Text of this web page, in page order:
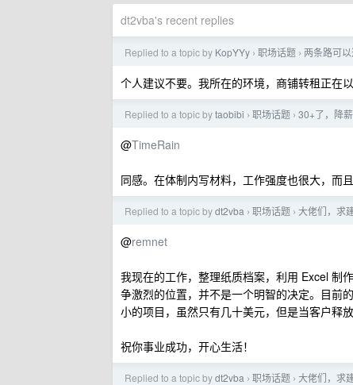
dt2vba's recent replies
Replied to a topic by KopYYy › 职场话题 › 两条路可
个人建议不要。我所在的环境，商铺转租正在
Replied to a topic bytaobibi › 职场话题 › 30+了，降
@TimeRain
同感。在体制内写材料，工作强度也很大，而
Replied to a topic bydt2vba › 职场话题 › 大佬们，求
@remnet
我现在的工作，整理纸质档案，利用 Excel 制
争激烈的位置，并不是一个明智的决定。目前
小的项目，虽然只有几十美元，但是当客户释
祝你事业成功，开心生活！
Replied to a topic bydt2vba › 职场话题 › 大佬们，求